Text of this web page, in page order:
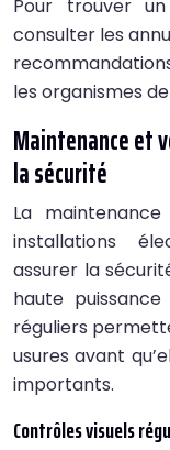
Pour trouver
consulter les
les organismes
Maintenance et
la sécurité
La
installations
assurer la
haute
réguliers
usures avant
importants.
Contrôles visuels